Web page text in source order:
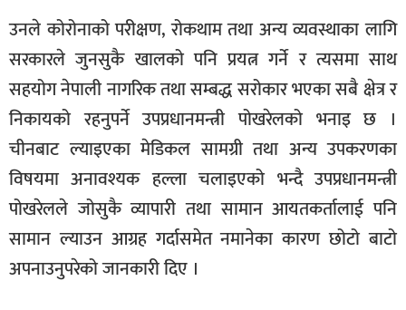
उनले कोरोनाको परीक्षण, रोकथाम तथा अन्य व्यवस्थाका लागि
सरकारले जुनसुकै खालको पनि प्रयत्न गर्ने र त्यसमा साथ
सहयोग नेपाली नागरिक तथा सम्बद्ध सरोकार भएका सबै क्षेत्र र
निकायको रहनुपर्ने उपप्रधानमन्त्री पोखरेलको भनाइ छ ।
चीनबाट ल्याइएका मेडिकल सामग्री तथा अन्य उपकरणका
विषयमा अनावश्यक हल्ला चलाइएको भन्दै उपप्रधानमन्त्री
पोखरेलले जोसुकै व्यापारी तथा सामान आयतकर्तालाई पनि
सामान ल्याउन आग्रह गर्दासमेत नमानेका कारण छोटो बाटो
अपनाउनुपरेको जानकारी दिए ।